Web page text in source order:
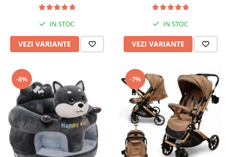
IN STOC
VEZI VARIANTE
IN STOC
VEZI VARIANTE
-8% -7%